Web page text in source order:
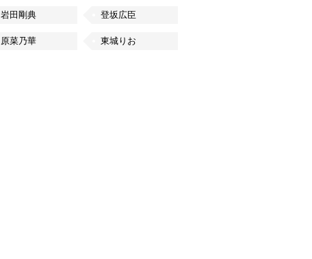
岩田剛典 登坂広臣
原菜乃華 東城りお